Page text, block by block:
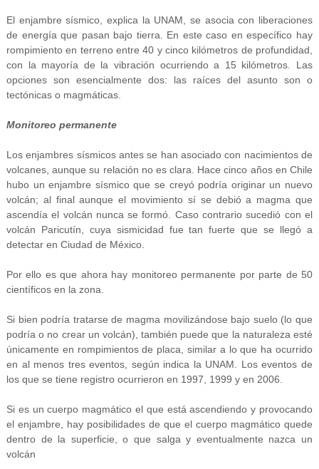
El enjambre sísmico, explica la UNAM, se asocia con liberaciones
de energía que pasan bajo tierra. En este caso en específico hay
rompimiento en terreno entre 40 y cinco kilómetros de profundidad,
con la mayoría de la vibración ocurriendo a 15 kilómetros. Las
opciones son esencialmente dos: las raíces del asunto son o
tectónicas o magmáticas.
Monitoreo permanente
Los enjambres sísmicos antes se han asociado con nacimientos de
volcanes, aunque su relación no es clara. Hace cinco años en Chile
hubo un enjambre sísmico que se creyó podría originar un nuevo
volcán; al final aunque el movimiento sí se debió a magma que
ascendía el volcán nunca se formó. Caso contrario sucedió con el
volcán Paricutín, cuya sismicidad fue tan fuerte que se llegó a
detectar en Ciudad de México.
Por ello es que ahora hay monitoreo permanente por parte de 50
científicos en la zona.
Si bien podría tratarse de magma movilizándose bajo suelo (lo que
podría o no crear un volcán), también puede que la naturaleza esté
únicamente en rompimientos de placa, similar a lo que ha ocurrido
en al menos tres eventos, según indica la UNAM. Los eventos de
los que se tiene registro ocurrieron en 1997, 1999 y en 2006.
Si es un cuerpo magmático el que está ascendiendo y provocando
el enjambre, hay posibilidades de que el cuerpo magmático quede
dentro de la superficie, o que salga y eventualmente nazca un
volcán